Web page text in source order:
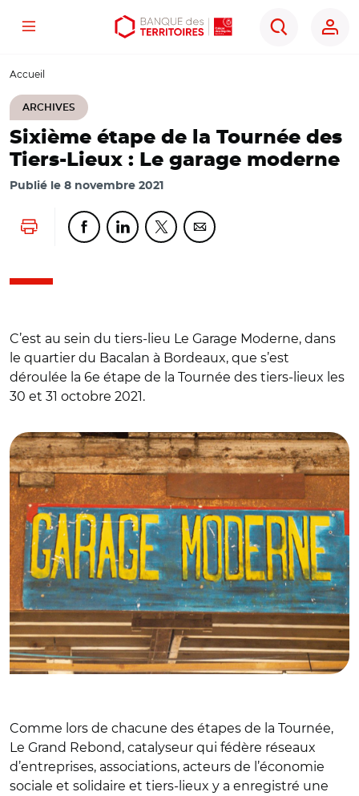
Aller
contenu
Aller
menu
Ouvrir
outils
Menu
Rechercher
Accueil
ARCHIVES
Sixième étape de la Tournée des
Tiers-Lieux : Le garage moderne
Publié le 8 novembre 2021
Lancer l'impressionPartager cette page sur Facebook
Partager cette page sur Linkedin
Partager cette page sur Twitter
Partager cette page sur
C’est au sein du tiers-lieu Le Garage Moderne, dans
le quartier du Bacalan à Bordeaux, que s’est
déroulée la 6e étape de la Tournée des tiers-lieux les
30 et 31 octobre 2021.
Comme lors de chacune des étapes de la Tournée,
Le Grand Rebond, catalyseur qui fédère réseaux
d’entreprises, associations, acteurs de l’économie
sociale et solidaire et tiers-lieux y a enregistré une